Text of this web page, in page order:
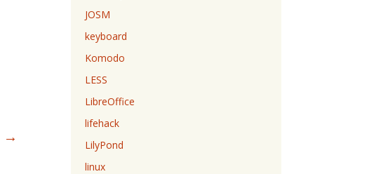
→
JOSM
keyboard
Komodo
LESS
LibreOffice
lifehack
LilyPond
linux